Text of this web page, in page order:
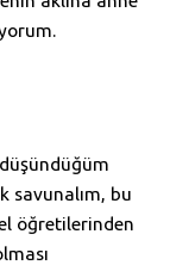
savunalım, bu
öğretilerinden